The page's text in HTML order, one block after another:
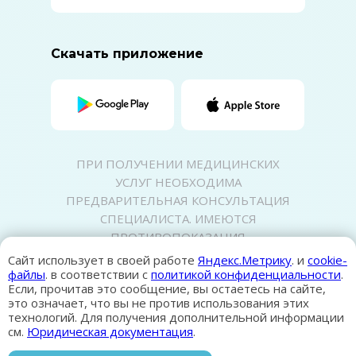
Сайт использует в своей работе Яндекс.Метрику. и cookie-
файлы. в соответствии с политикой конфиденциальности.
Если, прочитав это сообщение, вы остаетесь на сайте,
это означает, что вы не против использования этих
технологий. Для получения дополнительной информации
см. Юридическая документация.
Скачать приложение
© 2026 Клиника «Семейный доктор»,
все права защищены
ПРИ ПОЛУЧЕНИИ МЕДИЦИНСКИХ
УСЛУГ НЕОБХОДИМА
ПРЕДВАРИТЕЛЬНАЯ КОНСУЛЬТАЦИЯ
СПЕЦИАЛИСТА. ИМЕЮТСЯ
ПРОТИВОПОКАЗАНИЯ
Карта сайта